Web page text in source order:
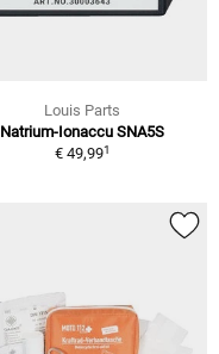
Louis Parts
Natrium-Ionaccu SNA5S
€ 49,991